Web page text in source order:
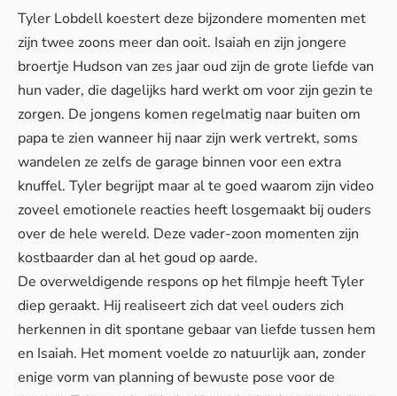
Tyler Lobdell koestert deze bijzondere momenten met
zijn twee zoons meer dan ooit. Isaiah en zijn jongere
broertje Hudson van zes jaar oud zijn de grote liefde van
hun vader, die dagelijks hard werkt om voor zijn gezin te
zorgen. De jongens komen regelmatig naar buiten om
papa te zien wanneer hij naar zijn werk vertrekt, soms
wandelen ze zelfs de garage binnen voor een extra
knuffel. Tyler begrijpt maar al te goed waarom zijn video
zoveel emotionele reacties heeft losgemaakt bij ouders
over de hele wereld. Deze vader-zoon momenten zijn
kostbaarder dan al het goud op aarde.
De overweldigende respons op het filmpje heeft Tyler
diep geraakt. Hij realiseert zich dat veel ouders zich
herkennen in dit spontane gebaar van liefde tussen hem
en Isaiah. Het moment voelde zo natuurlijk aan, zonder
enige vorm van planning of bewuste pose voor de